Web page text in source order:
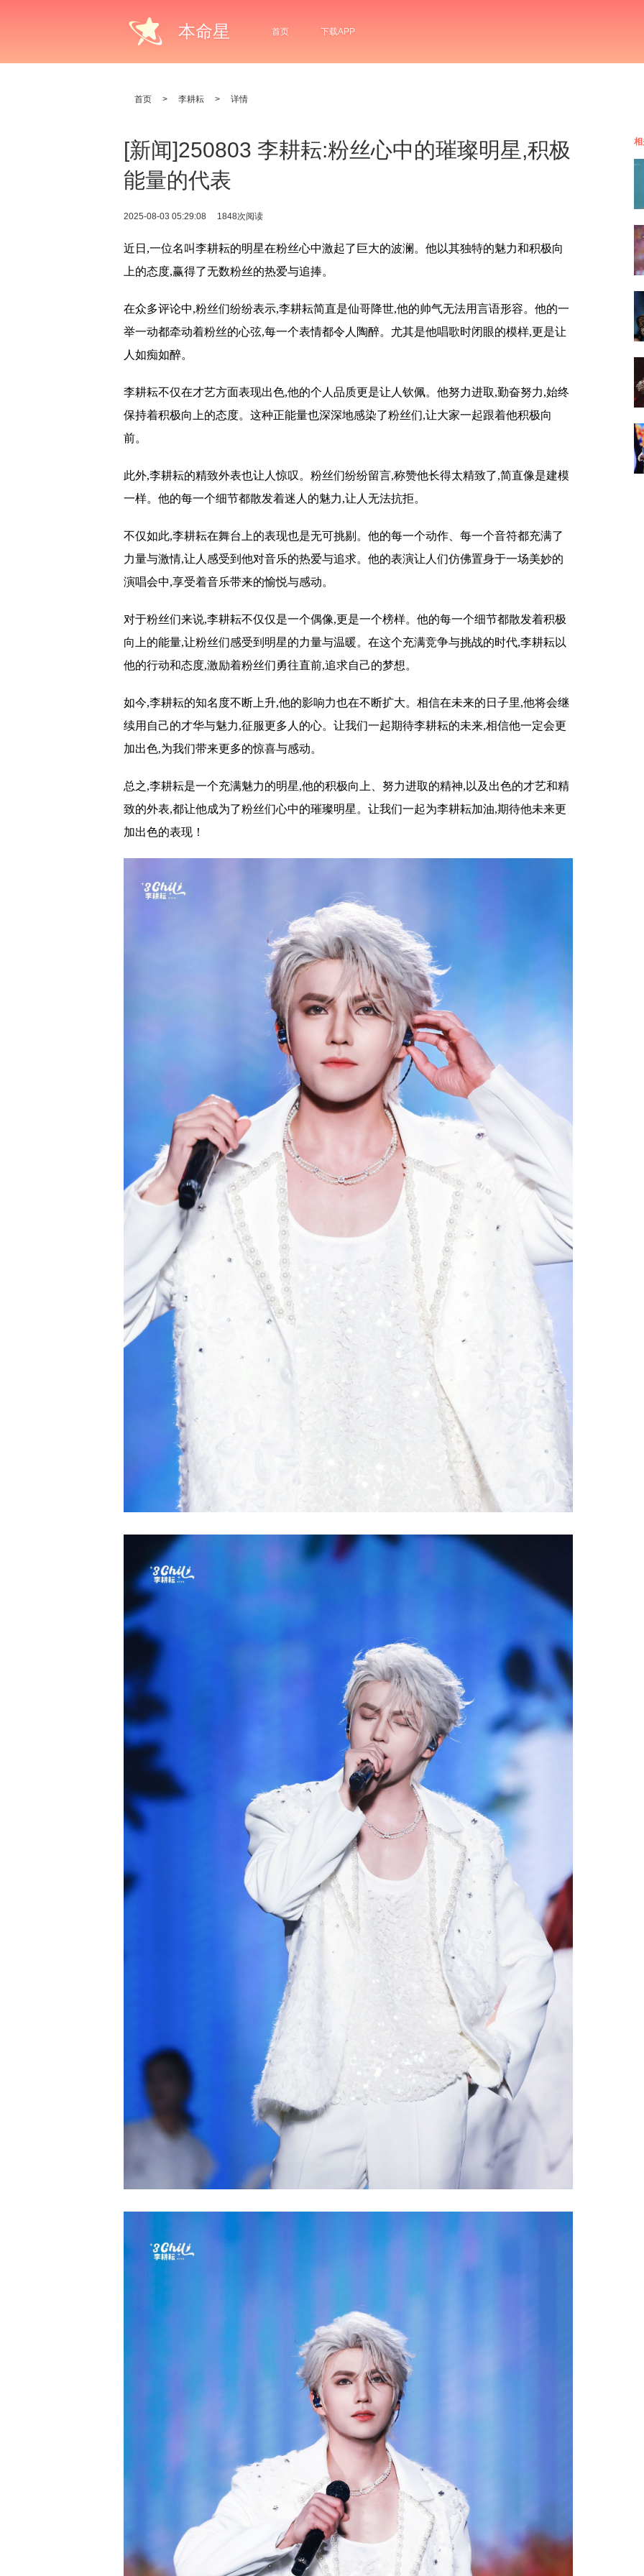
本命星 首页 下载APP
首页 > 李耕耘 > 详情
[新闻]250803 李耕耘:粉丝心中的璀璨明星,积极
能量的代表
2025-08-03 05:29:08 1848次阅读
近日,一位名叫李耕耘的明星在粉丝心中激起了巨大的波澜。他以其独特的魅力和积极向
上的态度,赢得了无数粉丝的热爱与追捧。
在众多评论中,粉丝们纷纷表示,李耕耘简直是仙哥降世,他的帅气无法用言语形容。他的一
举一动都牵动着粉丝的心弦,每一个表情都令人陶醉。尤其是他唱歌时闭眼的模样,更是让
人如痴如醉。
李耕耘不仅在才艺方面表现出色,他的个人品质更是让人钦佩。他努力进取,勤奋努力,始终
保持着积极向上的态度。这种正能量也深深地感染了粉丝们,让大家一起跟着他积极向
前。
此外,李耕耘的精致外表也让人惊叹。粉丝们纷纷留言,称赞他长得太精致了,简直像是建模
一样。他的每一个细节都散发着迷人的魅力,让人无法抗拒。
不仅如此,李耕耘在舞台上的表现也是无可挑剔。他的每一个动作、每一个音符都充满了
力量与激情,让人感受到他对音乐的热爱与追求。他的表演让人们仿佛置身于一场美妙的
演唱会中,享受着音乐带来的愉悦与感动。
对于粉丝们来说,李耕耘不仅仅是一个偶像,更是一个榜样。他的每一个细节都散发着积极
向上的能量,让粉丝们感受到明星的力量与温暖。在这个充满竞争与挑战的时代,李耕耘以
他的行动和态度,激励着粉丝们勇往直前,追求自己的梦想。
如今,李耕耘的知名度不断上升,他的影响力也在不断扩大。相信在未来的日子里,他将会继
续用自己的才华与魅力,征服更多人的心。让我们一起期待李耕耘的未来,相信他一定会更
加出色,为我们带来更多的惊喜与感动。
总之,李耕耘是一个充满魅力的明星,他的积极向上、努力进取的精神,以及出色的才艺和精
致的外表,都让他成为了粉丝们心中的璀璨明星。让我们一起为李耕耘加油,期待他未来更
加出色的表现！